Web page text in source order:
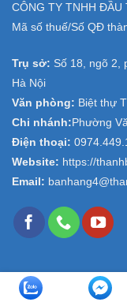
CÔNG TY TNHH ĐẦU
Mã số thuế/Số QĐ
Trụ sở: Số 18, ngõ 2,
Hà Nội
Văn phòng: Biệt thự
Chi nhánh:Phường
Điện thoại:
Website: https://
Email:
Copyright